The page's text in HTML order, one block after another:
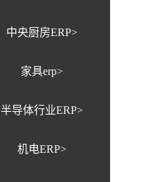
中央厨房ERP>
家具erp>
半导体行业ERP>
机电ERP>